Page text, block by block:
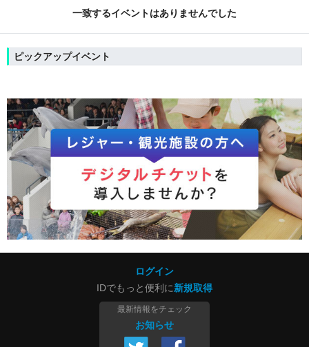
一致するイベントはありませんでした
ピックアップイベント
ログイン
IDでもっと便利に新規取得
最新情報をチェック
お知らせ